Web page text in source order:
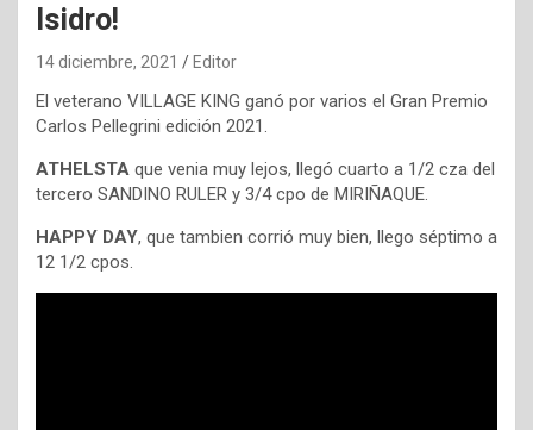
Isidro!
14 diciembre, 2021 Editor
El veterano VILLAGE KING ganó por varios el Gran Premio
Carlos Pellegrini edición 2021.
ATHELSTA que venia muy lejos, llegó cuarto a 1/2 cza del
tercero SANDINO RULER y 3/4 cpo de MIRIÑAQUE.
HAPPY DAY, que tambien corrió muy bien, llego séptimo a
12 1/2 cpos.